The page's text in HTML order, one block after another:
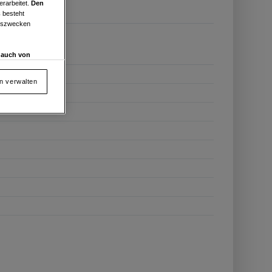
Den
besteht
von
oder Zugriff
verwalten